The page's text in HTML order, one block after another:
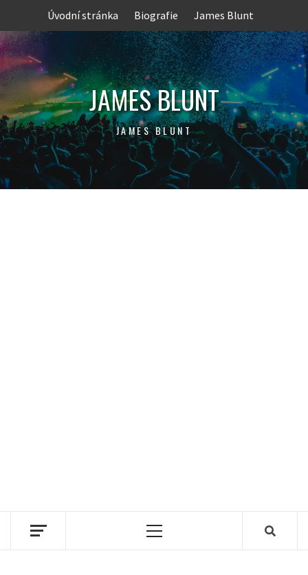
content
Úvodní stránka Biografie James Blunt
JAMES BLUNT
JAMES BLUNT
Primary